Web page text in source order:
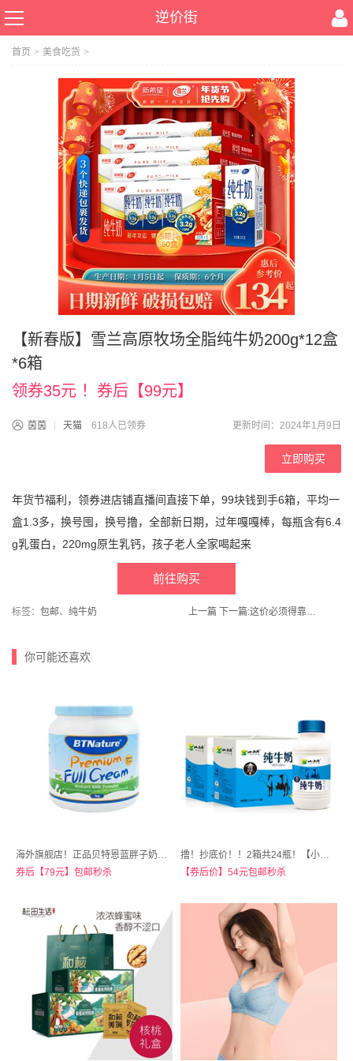
逆价街
首页 > 美食吃货 >
【新春版】雪兰高原牧场全脂纯牛奶200g*12盒
*6箱
领券35元 ！券后【99元】
茵茵 天猫 618人已领券 更新时间：2024年1月9日
立即购买
年货节福利，领券进店铺直播间直接下单，99块钱到手6箱，平均一
盒1.3多，换号囤，换号撸，全部新日期，过年嘎嘎棒，每瓶含有6.⁦4
g乳蛋白，220mg原生乳钙，孩子老人全家喝起来
前往购买
标签： 包邮、 纯牛奶 上一篇 下一篇: 这价必须得靠抢！！忒便宜了！【马克华菲内衣旗舰店】男士保暖背心无痕打底衫内衣
你可能还喜欢
海外旗舰店！正品贝特恩蓝胖子奶粉成人脱脂高钙1kg
券后【79元】包邮秒杀
撸！抄底价！！2箱共24瓶！【小西牛旗舰店】青海高原纯奶
【券后价】54元包邮秒杀